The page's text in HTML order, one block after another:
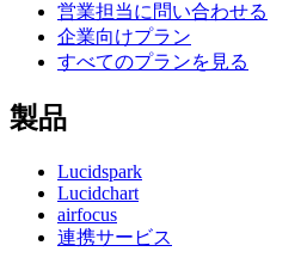
営業担当に問い合わせる
企業向けプラン
すべてのプランを見る
製品
Lucidspark
Lucidchart
airfocus
連携サービス